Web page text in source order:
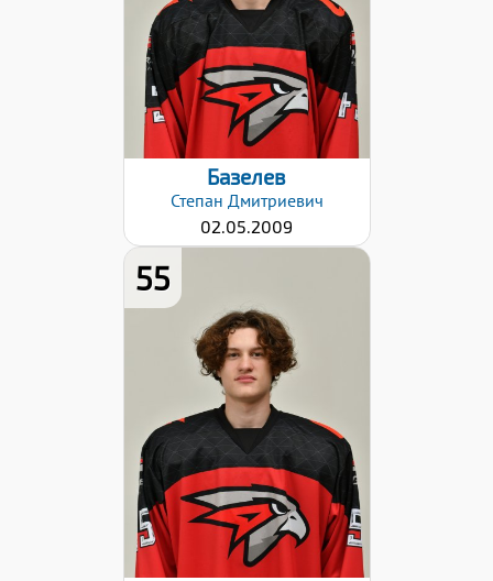
Левый
Разряд:
1юн
Дата заявки:
06.09.2024
Базелев
Степан Дмитриевич
02.05.2009
55
Рост:
178
Вес:
66
Хват клюшки:
Левый
Дата заявки:
06.09.2024